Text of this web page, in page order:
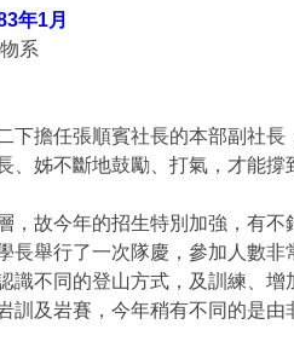
1月
系
擔任張順賓社長的本部副社
姊不斷地鼓勵、打氣，才能
今年的招生特別加強，有不
行了一次隊慶，參加人數非
同的登山方式，及訓練、增
岩賽，今年稍有不同的是由